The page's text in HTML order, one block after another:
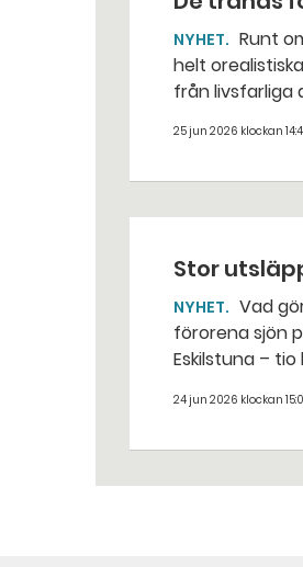
NYHET
helt
från livsfarliga
25 jun 2026 klockan
Stor
NYHET
förorena sjön på riktigt? Jo, man släpper ut popcorn i
Eskilstuna –
24 jun 2026 klockan